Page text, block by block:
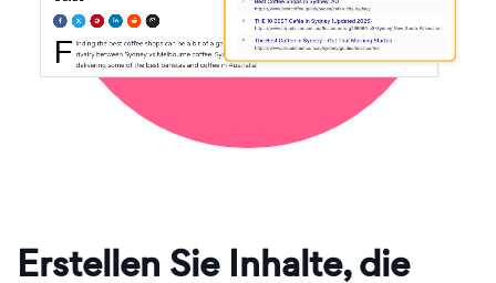
Erstellen Sie Inhalte, die